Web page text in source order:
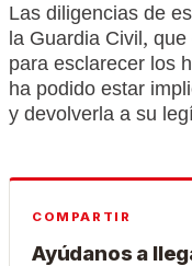
Las diligencias de
la Guardia Civil,
para esclarecer los
ha podido estar
y devolverla a su
COMPARTIR
Ayúdanos a